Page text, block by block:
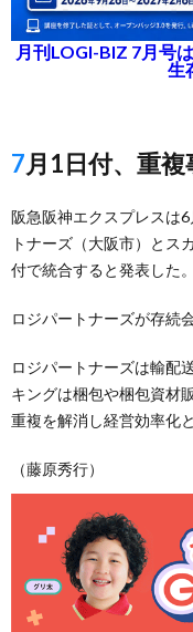
月刊LOGI-BIZ 7月号
生
7月1日付、重
阪急阪神エクスプレスは
トナーズ（大阪市）とス
付で統合すると発表した。
ロジパートナーズが存続
ロジパートナーズは輸配
キングは梱包や梱包資材
重複を解消し経営効率化
（藤原秀行）